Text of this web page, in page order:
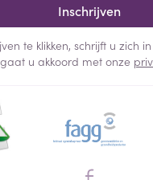
Inschrijven
te klikken, schrijft u zich
u akkoord met onze